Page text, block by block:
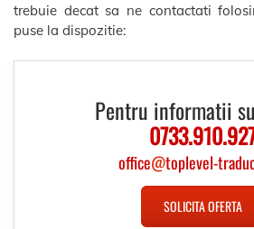
trebuie decat sa ne contactati
puse la dispozitie:
Pentru informatii
office@toplevel-
SOLICITA OFERTA